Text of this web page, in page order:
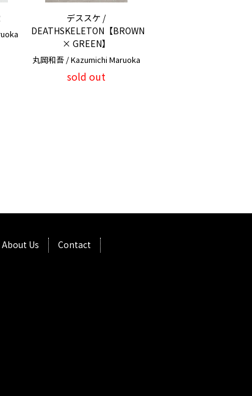
デススケ /
DEATHSKELETON【BROWN
× GREEN】
丸岡和吾 / Kazumichi Maruoka
sold out
About Us Contact